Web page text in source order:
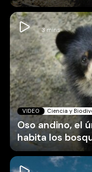
VIDEO Ciencia y
Oso andino, el
habita los